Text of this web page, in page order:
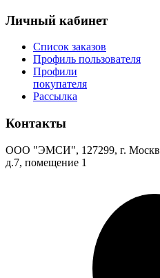
Личный кабинет
Список заказов
Профиль пользователя
Профили
покупателя
Рассылка
Контакты
ООО "ЭМСИ", 127299, г.
д.7, помещение 1